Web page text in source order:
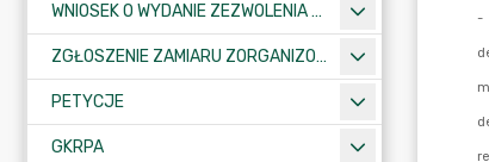
WNIOSEK O WYDANIE ZEZWOLENIA NA ZAJĘCIE PASA DROGOWEGO
ZGŁOSZENIE ZAMIARU ZORGANIZOWANIA ZGROMADZENIA
PETYCJE
GKRPA